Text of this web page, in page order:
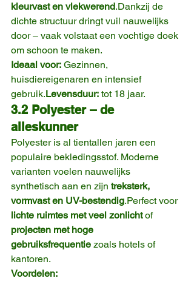
kleurvast en vlekwerend.Dankzij de
dichte structuur dringt vuil nauwelijks
door – vaak volstaat een vochtige doek
om schoon te maken.
Ideaal voor: Gezinnen,
huisdiereigenaren en intensief
gebruik.Levensduur: tot 18 jaar.
3.2 Polyester – de
alleskunner
Polyester is al tientallen jaren een
populaire bekledingsstof. Moderne
varianten voelen nauwelijks
synthetisch aan en zijn treksterk,
vormvast en UV-bestendig.Perfect voor
lichte ruimtes met veel zonlicht of
projecten met hoge
gebruiksfrequentie zoals hotels of
kantoren.
Voordelen: